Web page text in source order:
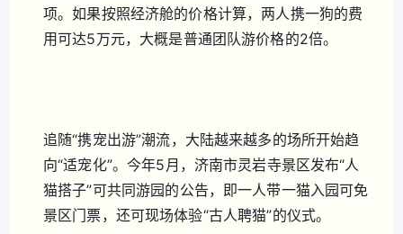
项。如果按照经济舱的价格计算，两人携一狗的费
用可达5万元，大概是普通团队游价格的2倍。
追随“携宠出游”潮流，大陆越来越多的场所开始趋
向“适宠化”。今年5月，济南市灵岩寺景区发布“人
猫搭子”可共同游园的公告，即一人带一猫入园可免
景区门票，还可现场体验“古人聘猫”的仪式。